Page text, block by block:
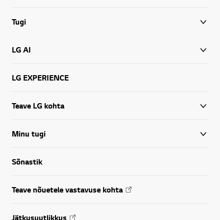
Tugi
LG AI
LG EXPERIENCE
Teave LG kohta
Minu tugi
Sõnastik
Teave nõuetele vastavuse kohta
Jätkusuutlikkus